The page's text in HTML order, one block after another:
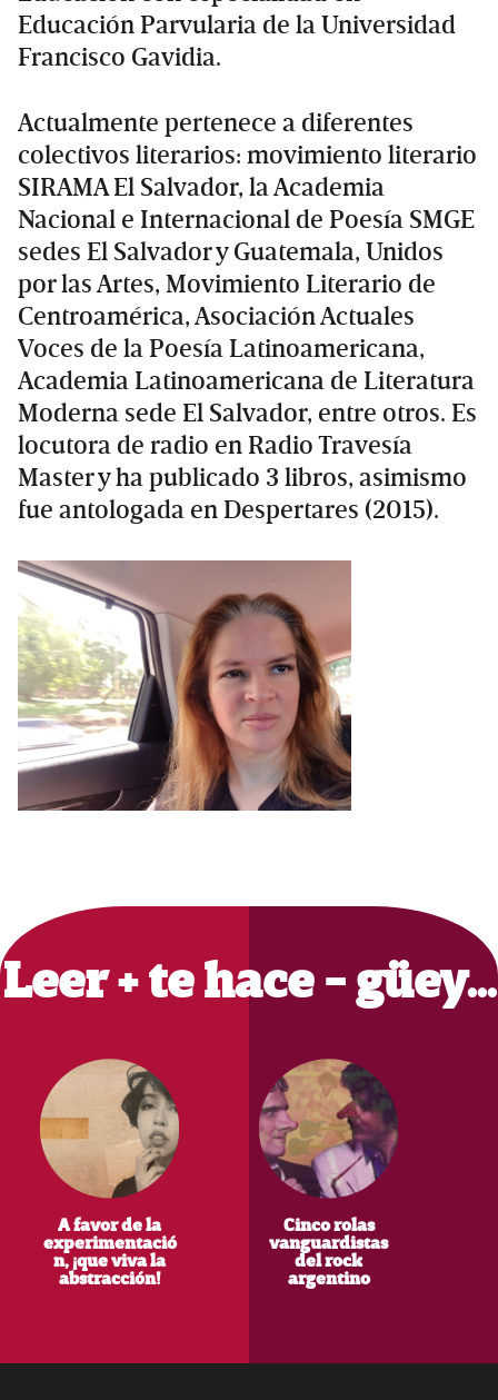
Educación Parvularia de la Universidad
Francisco Gavidia.
Actualmente pertenece a diferentes
colectivos literarios: movimiento literario
SIRAMA El Salvador, la Academia
Nacional e Internacional de Poesía SMGE
sedes El Salvador y Guatemala, Unidos
por las Artes, Movimiento Literario de
Centroamérica, Asociación Actuales
Voces de la Poesía Latinoamericana,
Academia Latinoamericana de Literatura
Moderna sede El Salvador, entre otros. Es
locutora de radio en Radio Travesía
Master y ha publicado 3 libros, asimismo
fue antologada en Despertares (2015).
Primary
Sidebar
Leer + te hace - güey…
A favor de la
experimentació
n, ¡que viva la
abstracción!
Cinco rolas
vanguardistas
del rock
argentino